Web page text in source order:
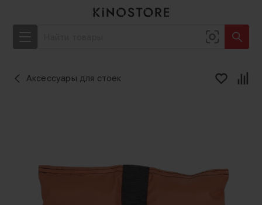
Аксессуары для стоек